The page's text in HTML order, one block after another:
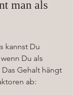
man als
kannst Du
Du als
Gehalt hängt
ab: